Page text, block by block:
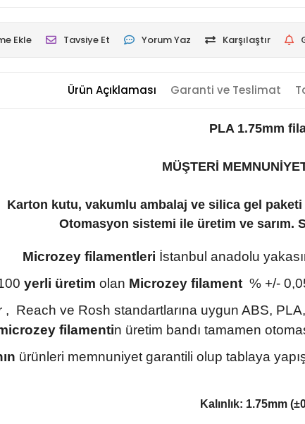
Ekle Tavsiye Et Yorum Yaz Karşılaştır
Ürün Açıklaması Garanti ve Teslimat
PLA 1.75mm
MÜŞTERİ
Karton kutu, vakumlu ambalaj ve silica gel
Otomasyon sistemi ile üretim ve sarım.
Microzey filamentleri İstanbul anadolu
yerli üretim olan Microzey filament % +/-
, Reach ve Rosh standartlarına uygun ABS,
filamentin üretim bandı tamamen
ürünleri memnuniyet garantili olup tablaya
Kalınlık: 1.75mm